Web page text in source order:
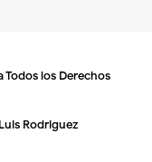
Todos los Derechos
Rodriguez